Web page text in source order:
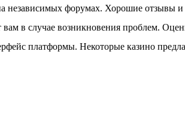
независимых форумах. Хорошие отзывы
в случае возникновения проблем.
платформы. Некоторые казино